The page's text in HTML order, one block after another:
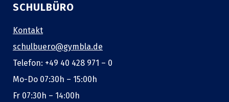
SCHULBÜRO
Kontakt
schulbuero@gymbla.de
Telefon: +49 40 428 971 – 0
Mo-Do 07:30h – 15:00h
Fr 07:30h – 14:00h